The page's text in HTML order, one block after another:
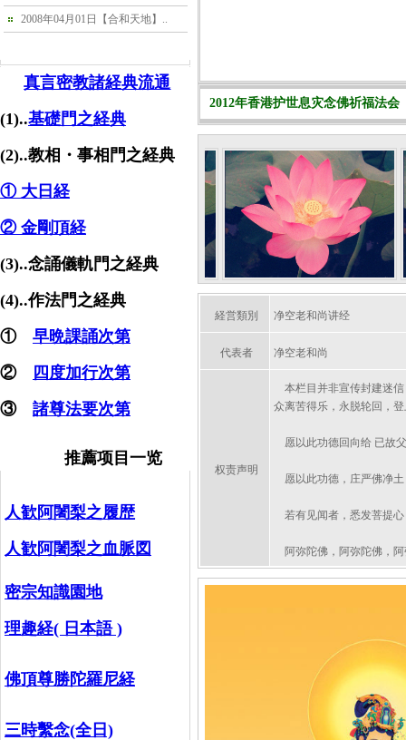
2012年香港护世息灾念佛祈福法会
経営類別 净空老和尚讲经
代表者 净空老和尚
权责声明
本栏目并非宣传封建迷信
众离苦得乐，永脱轮回，
愿以此功德回向给 已故
愿以此功德，庄严佛净
若有见闻者，悉发菩提
阿弥陀佛，阿弥陀佛，阿
2008年04月01日【合和天地】..
真言密教諸経典流通
(1)..基礎門之経典
(2)..教相・事相門之経典
① 大日経
② 金剛頂経
(3)..念誦儀軌門之経典
(4)..作法門之経典
① 早晩課誦次第
②
四度加行次第
③ 諸尊法要次第
推薦项目一览
人歓阿闍梨之履歴
人歓阿闍梨之血脈図
密宗知識園地
理趣経( 日本語 )
佛頂尊勝陀羅尼経
三時繫念(全日)